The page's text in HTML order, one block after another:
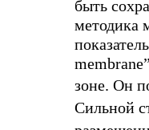
быть
методика
membrane”
зоне. Он
Сильной